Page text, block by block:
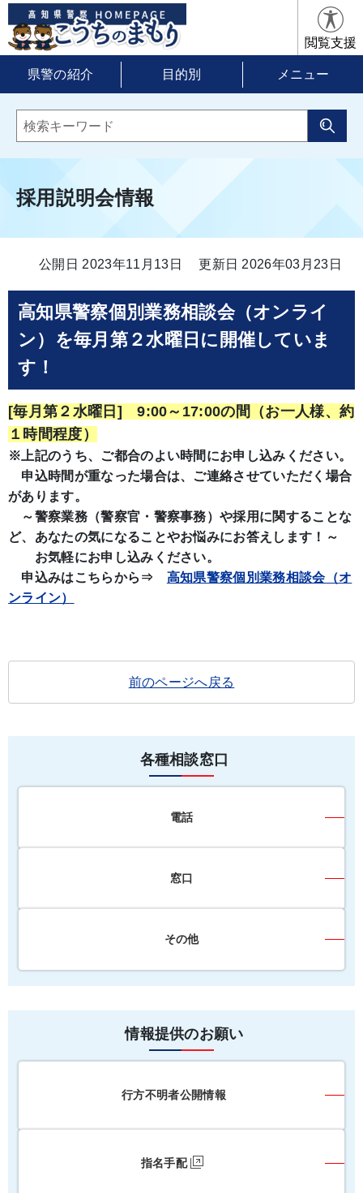
閲覧支援
県警の紹介 目的別 メニュー
採用説明会情報
公開日 2023年11月13日 更新日 2026年03月23日
高知県警察個別業務相談会（オンライ
ン）を毎月第２水曜日に開催していま
す！
[毎月第２水曜日] 9:00～17:00の間（お一人様、約
１時間程度）
※上記のうち、ご都合のよい時間にお申し込みください。
申込時間が重なった場合は、ご連絡させていただく場合
があります。
～警察業務（警察官・警察事務）や採用に関することな
ど、あなたの気になることやお悩みにお答えします！～
お気軽にお申し込みください。
申込みはこちらから⇒ 高知県警察個別業務相談会（オ
ンライン）
前のページへ戻る
各種相談窓口
電話
窓口
その他
情報提供のお願い
行方不明者公開情報
指名手配